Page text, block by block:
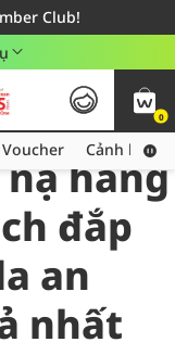
Club!
từ 249,000Đ
TP. Hồ Chí Minh
0
Cảnh báo
hàng
đắp
an
nhất